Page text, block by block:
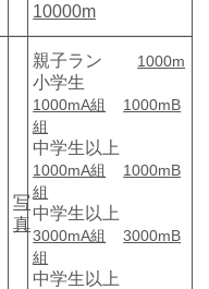
10000m
写
真
親子ラン 1000m
小学生
1000mA組
1000mB
組
中学生以上
1000mA組
1000mB
組
中学生以上
3000mA組
3000mB
組
中学生以上